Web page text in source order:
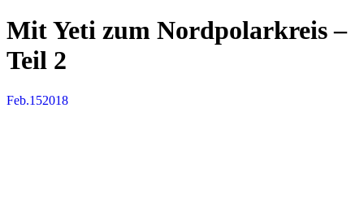
Mit Yeti zum Nordpolarkreis –
Teil 2
Feb.152018